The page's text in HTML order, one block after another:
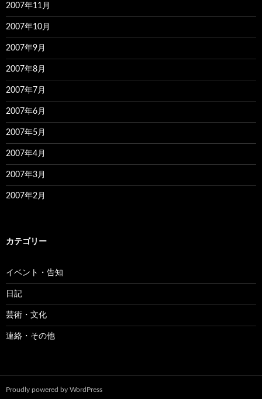
2007年11月
2007年10月
2007年9月
2007年8月
2007年7月
2007年6月
2007年5月
2007年4月
2007年3月
2007年2月
カテゴリー
イベント・告知
日記
芸術・文化
連絡・その他
Proudly powered by WordPress